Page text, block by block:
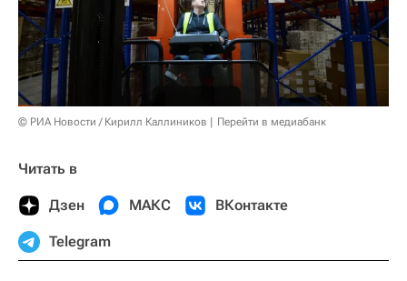
© РИА Новости / Кирилл Каллиников Перейти в медиабанк
Читать в
Дзен МАКС ВКонтакте
Telegram